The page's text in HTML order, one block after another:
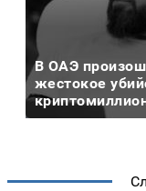
В ОАЭ
жестокое